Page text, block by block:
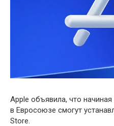
Apple объявила, что
в Евросоюзе смогут
Store.